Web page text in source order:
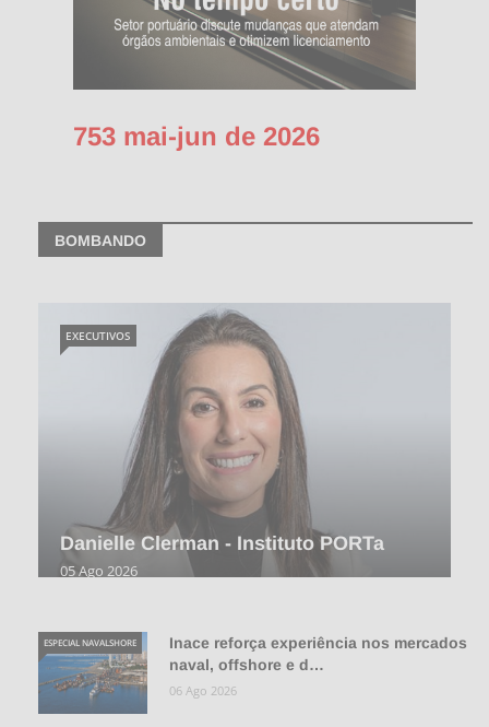
753 mai-jun de 2026
BOMBANDO
Danielle Clerman - Instituto PORTa
05 Ago 2026
EXECUTIVOS
Inace reforça experiência nos mercados
naval, offshore e d…
ESPECIAL NAVALSHORE
06 Ago 2026